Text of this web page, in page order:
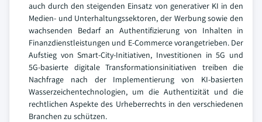
auch durch den steigenden Einsatz von generativer KI in den
Medien- und Unterhaltungssektoren, der Werbung sowie den
wachsenden Bedarf an Authentifizierung von Inhalten in
Finanzdienstleistungen und E-Commerce vorangetrieben. Der
Aufstieg von Smart-City-Initiativen, Investitionen in 5G und
5G-basierte digitale Transformationsinitiativen treiben die
Nachfrage nach der Implementierung von KI-basierten
Wasserzeichentechnologien, um die Authentizität und die
rechtlichen Aspekte des Urheberrechts in den verschiedenen
Branchen zu schützen.